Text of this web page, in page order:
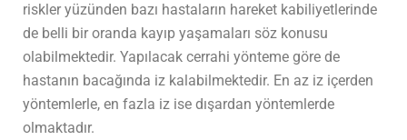
riskler yüzünden bazı hastaların hareket kabiliyetlerinde
de belli bir oranda kayıp yaşamaları söz konusu
olabilmektedir. Yapılacak cerrahi yönteme göre de
hastanın bacağında iz kalabilmektedir. En az iz içerden
yöntemlerle, en fazla iz ise dışardan yöntemlerde
olmaktadır.